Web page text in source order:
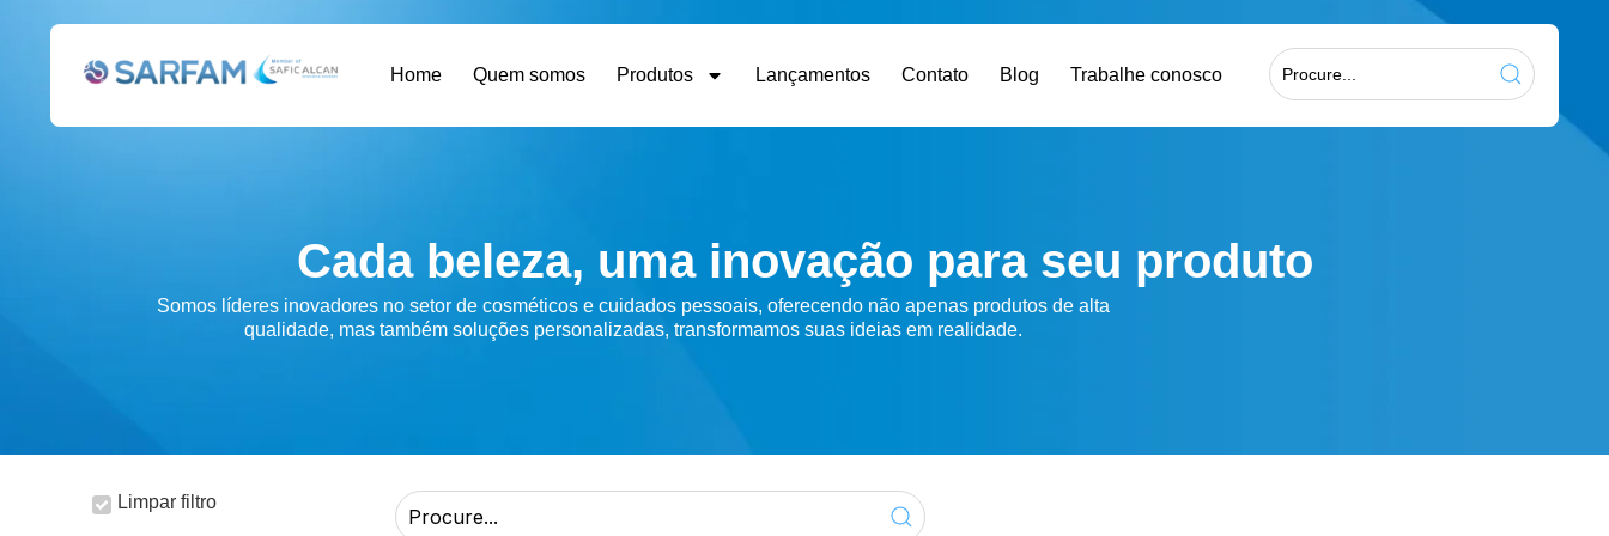
Home Quem somos Produtos Lançamentos Contato Blog Trabalhe conosco
Cada beleza, uma inovação para seu produto
Somos líderes inovadores no setor de cosméticos e cuidados pessoais, oferecendo não apenas produtos de alta
qualidade, mas também soluções personalizadas, transformamos suas ideias em realidade.
Limpar filtro